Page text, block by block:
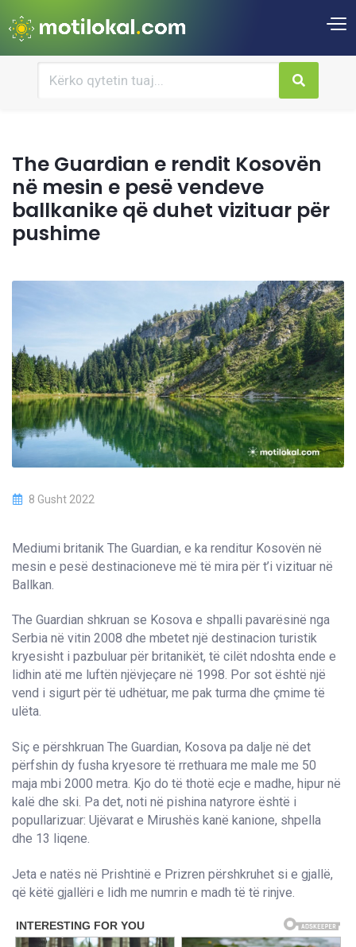
The Guardian e rendit Kosovën
në mesin e pesë vendeve
ballkanike që duhet vizituar për
pushime
8 Gusht 2022
Mediumi britanik The Guardian, e ka renditur Kosovën në
mesin e pesë destinacioneve më të mira për t’i vizituar në
Ballkan.
The Guardian shkruan se Kosova e shpalli pavarësinë nga
Serbia në vitin 2008 dhe mbetet një destinacion turistik
kryesisht i pazbuluar për britanikët, të cilët ndoshta ende e
lidhin atë me luftën njëvjeçare në 1998. Por sot është një
vend i sigurt për të udhëtuar, me pak turma dhe çmime të
ulëta.
Siç e përshkruan The Guardian, Kosova pa dalje në det
përfshin dy fusha kryesore të rrethuara me male me 50
maja mbi 2000 metra. Kjo do të thotë ecje e madhe, hipur në
kalë dhe ski. Pa det, noti në pishina natyrore është i
popullarizuar: Ujëvarat e Mirushës kanë kanione, shpella
dhe 13 liqene.
Jeta e natës në Prishtinë e Prizren përshkruhet si e gjallë,
që këtë gjallëri e lidh me numrin e madh të të rinjve.